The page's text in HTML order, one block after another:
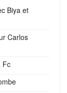
Biya et
Carlos
Fc